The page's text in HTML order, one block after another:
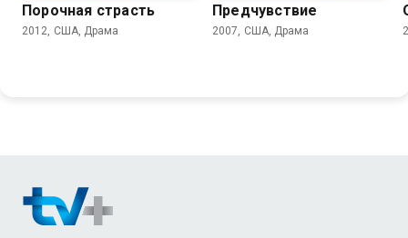
Порочная страсть
2012, США, Драма
Предчувствие
2007, США, Драма